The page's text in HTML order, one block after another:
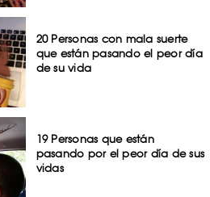
20 Personas con mala suerte
que están pasando el peor día
de su vida
19 Personas que están
pasando por el peor día de sus
vidas